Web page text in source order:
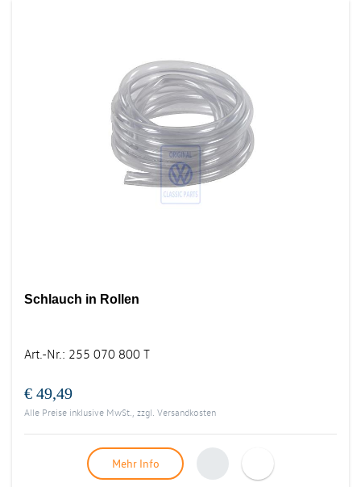
Schlauch in Rollen
Art.-Nr.: 255 070 800 T
€ 49,49
Alle Preise inklusive MwSt., zzgl. Versandkosten
Mehr Info